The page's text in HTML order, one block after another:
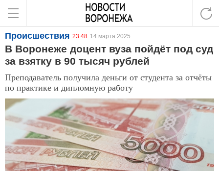
Происшествия 23:48 14 марта 2025
В Воронеже доцент вуза пойдёт под суд
за взятку в 90 тысяч рублей
Преподаватель получила деньги от студента за отчёты
по практике и дипломную работу